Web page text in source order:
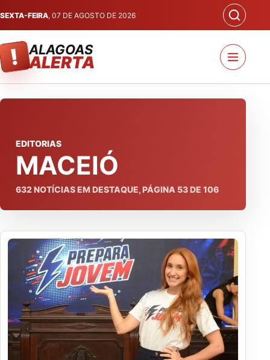
SEXTA-FEIRA, 07 DE AGOSTO DE 2026
! ALAGOAS
ALERTA
EDITORIAS
MACEIÓ
632NOTÍCIAS EM DESTAQUE, PÁGINA 53DE 106